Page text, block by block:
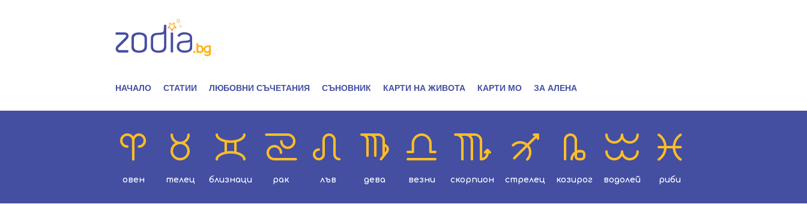
НАЧАЛО СТАТИИ ЛЮБОВНИ СЪЧЕТАНИЯ СЪНОВНИК КАРТИ НА ЖИВОТА КАРТИ МО ЗА АЛЕНА
овен телец близнаци рак лъв дева везни скорпион стрелец козирог водолей риби